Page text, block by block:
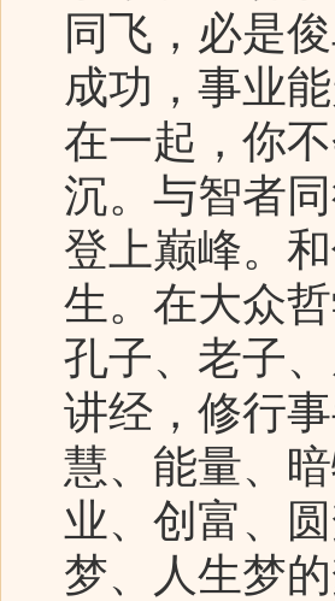
同飞，必是
成功，事业
在一起，你
沉。与智者
登上巅峰。
生。在大众
孔子、老子
讲经，修行
慧、能量、
业、创富、
梦、人生梦